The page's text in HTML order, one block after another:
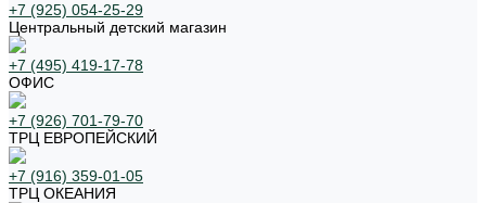
+7 (925) 054-25-29
Центральный детский магазин
+7 (495) 419-17-78
ОФИС
+7 (926) 701-79-70
ТРЦ ЕВРОПЕЙСКИЙ
+7 (916) 359-01-05
ТРЦ ОКЕАНИЯ